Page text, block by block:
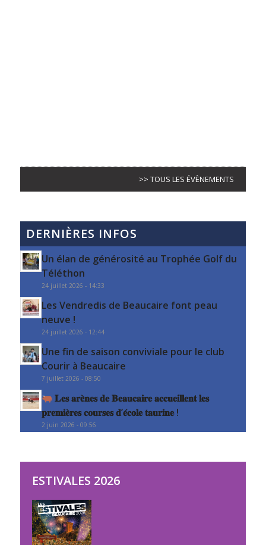
>> TOUS LES ÉVÈNEMENTS
DERNIÈRES INFOS
Un élan de générosité au Trophée Golf du
Téléthon
24 juillet 2026 - 14:33
Les Vendredis de Beaucaire font peau
neuve !
24 juillet 2026 - 12:44
Une fin de saison conviviale pour le club
Courir à Beaucaire
7 juillet 2026 - 08:50
𝐋𝐞𝐬 𝐚𝐫𝐞̀𝐧𝐞𝐬 𝐝𝐞 𝐁𝐞𝐚𝐮𝐜𝐚𝐢𝐫𝐞 𝐚𝐜𝐜𝐮𝐞𝐢𝐥𝐥𝐞𝐧𝐭 𝐥𝐞𝐬
𝐩𝐫𝐞𝐦𝐢𝐞̀𝐫𝐞𝐬 𝐜𝐨𝐮𝐫𝐬𝐞𝐬 𝐝’𝐞́𝐜𝐨𝐥𝐞 𝐭𝐚𝐮𝐫𝐢𝐧𝐞 !
2 juin 2026 - 09:56
ESTIVALES 2026